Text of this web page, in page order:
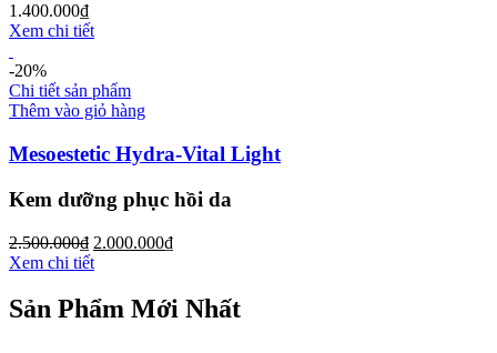
1.400.000₫
Xem chi tiết
-20%
Chi tiết sản phẩm
Thêm vào giỏ hàng
Mesoestetic Hydra-Vital Light
Kem dưỡng phục hồi da
2.500.000₫ 2.000.000₫
Xem chi tiết
Sản Phẩm Mới Nhất